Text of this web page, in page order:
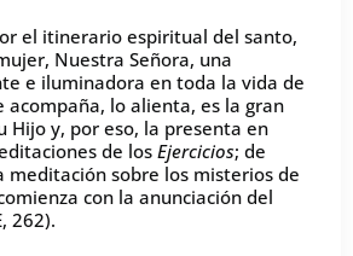
el itinerario espiritual del santo,
Nuestra Señora, una
e iluminadora en toda la vida de
acompaña, lo alienta, es la gran
Hijo y, por eso, la presenta en
de los Ejercicios; de
meditación sobre los misterios de
con la anunciación del
262).